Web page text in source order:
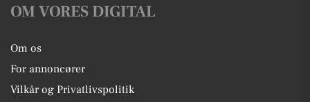
OM VORES DIGITAL
Om os
For annoncører
Vilkår og Privatlivspolitik